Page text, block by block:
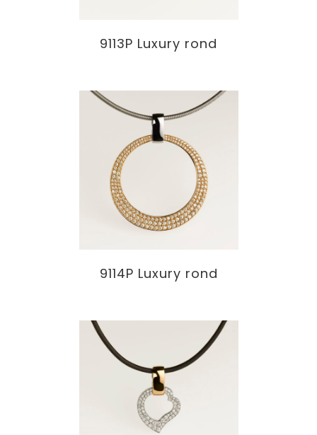
9113P Luxury rond
9114P Luxury rond